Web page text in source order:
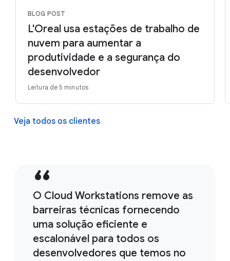
BLOG POST
L'Oreal usa estações de trabalho de
nuvem para aumentar a
produtividade e a segurança do
desenvolvedor
Leitura de 5 minutos
Veja todos os clientes
O Cloud Workstations remove as
barreiras técnicas fornecendo
uma solução eficiente e
escalonável para todos os
desenvolvedores que temos no